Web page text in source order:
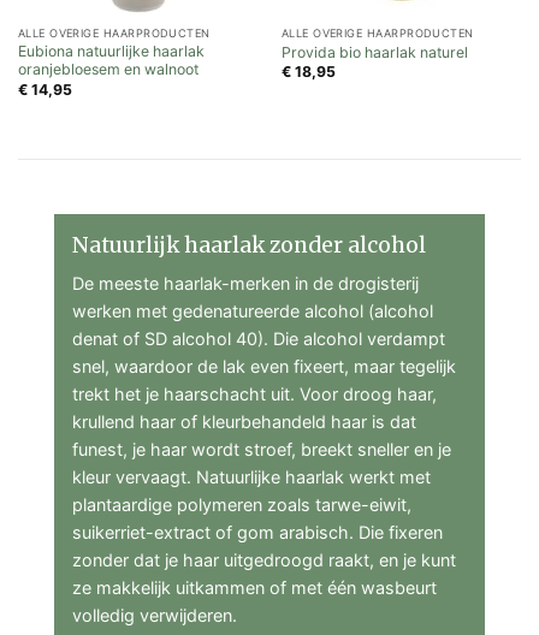
ALLE OVERIGE HAARPRODUCTEN
Eubiona natuurlijke haarlak
oranjebloesem en walnoot
€14,95
ALLE OVERIGE HAARPRODUCTEN
Provida bio haarlak naturel
€18,95
Natuurlijk haarlak zonder alcohol
De meeste haarlak-merken in de drogisterij
werken met gedenatureerde alcohol (alcohol
denat of SD alcohol 40). Die alcohol verdampt
snel, waardoor de lak even fixeert, maar tegelijk
trekt het je haarschacht uit. Voor droog haar,
krullend haar of kleurbehandeld haar is dat
funest, je haar wordt stroef, breekt sneller en je
kleur vervaagt. Natuurlijke haarlak werkt met
plantaardige polymeren zoals tarwe-eiwit,
suikerriet-extract of gom arabisch. Die fixeren
zonder dat je haar uitgedroogd raakt, en je kunt
ze makkelijk uitkammen of met één wasbeurt
volledig verwijderen.